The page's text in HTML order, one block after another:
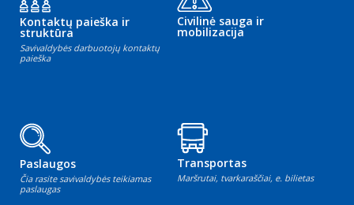
Kontaktų paieška ir
struktūra
Savivaldybės darbuotojų kontaktų
paieška
Civilinė sauga ir
mobilizacija
Paslaugos
Čia rasite savivaldybės teikiamas
paslaugas
Transportas
Maršrutai, tvarkaraščiai, e. bilietas